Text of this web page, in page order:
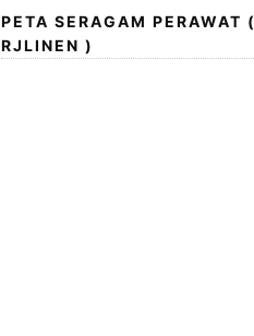
PETA SERAGAM PERAWAT (
RJLINEN )